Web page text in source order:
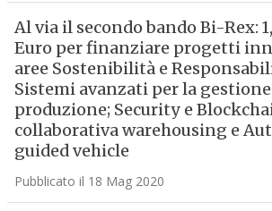
Al via il secondo bando Bi-Rex:
Euro per finanziare progetti
aree Sostenibilità e
Sistemi avanzati per la
produzione; Security e
collaborativa warehousing e
guided vehicle
Pubblicato il 18 Mag 2020